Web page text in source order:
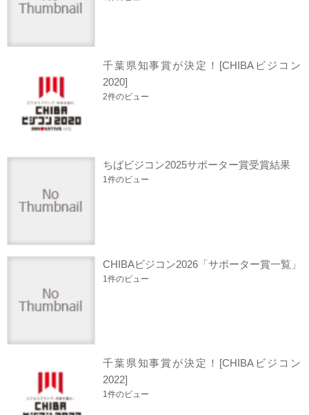
千葉県知事賞が決定！[CHIBAビジコン
2020]
2件のビュー
ちばビジコン2025サポーター賞受賞結果
1件のビュー
CHIBAビジコン2026「サポーター賞一覧」
1件のビュー
千葉県知事賞が決定！[CHIBAビジコン
2022]
1件のビュー